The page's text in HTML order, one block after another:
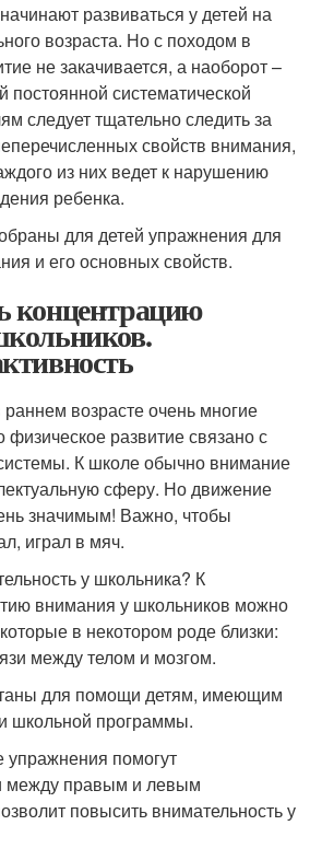
развиваться у детей на
возраста. Но с походом в
не закачивается, а наоборот –
систематической
следует тщательно следить за
свойств внимания,
из них ведет к нарушению
ребенка.
для детей упражнения для
и его основных свойств.
концентрацию
возрасте очень многие
физическое развитие связано с
К школе обычно внимание
сферу. Но движение
значимым! Важно, чтобы
играл в мяч.
у школьника? К
внимания у школьников можно
в некотором роде близки:
между телом и мозгом.
для помощи детям, имеющим
школьной программы.
помогут
между правым и левым
повысить внимательность у